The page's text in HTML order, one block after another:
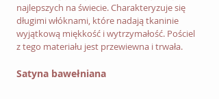
najlepszych na świecie. Charakteryzuje się
długimi włóknami, które nadają tkaninie
wyjątkową miękkość i wytrzymałość. Pościel
z tego materiału jest przewiewna i trwała.
Satyna bawełniana